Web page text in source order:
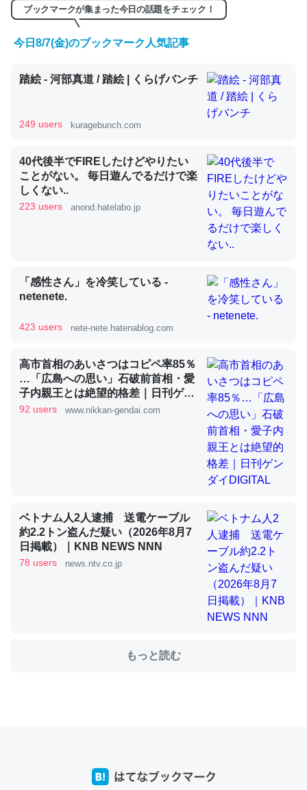
くらい。小説でいう「ずっと前の伏線」は回収されないけ
ど、短期記憶というには多い分量。進化すればするほど分
昆虫ってカルシウム少ないのか。知らんかった。調べたら
コオロギのカルシウム分はエビの600分の1程度。
論文では「淡水はカルシウムも酸素も不足してて両方に不
利だから両方が拮抗してるのでは」とあって面白い。海に
いる鋏角類（カブトガニ・ウミグモ）はカルシウムを使わ
ずキチンを強化してる筈だが、酵素が違うのか？
─ニュース :: 【研究発表】昆虫学の大問題＝「昆虫はなぜ海にいな
これを元に考えるとカルシウムを大量に使う脊椎動物と貝
類は苦労してるんだな…。腹足類だと殻を無くしてナメク
ジになったり努力してるし。
─ニュース :: 【研究発表】昆虫学の大問題＝「昆虫はなぜ海にいな
ブックマークが集まった今日の話題をチェック！
今日8/7(金)のブックマーク人気記事
踏絵 - 河部真道 / 踏絵 | くらげバンチ
249 users kuragebunch.com
40代後半でFIREしたけどやりたい
ことがない。 毎日遊んでるだけで楽
しくない..
223 users anond.hatelabo.jp
「感性さん」を冷笑している -
netenete.
423 users nete-nete.hatenablog.com
高市首相のあいさつはコピペ率85％
…「広島への思い」石破前首相・愛
子内親王とは絶望的格差｜日刊ゲン
ダイDIGITAL
92 users www.nikkan-gendai.com
ベトナム人2人逮捕 送電ケーブル
約2.2トン盗んだ疑い（2026年8月7
日掲載）｜KNB NEWS NNN
78 users news.ntv.co.jp
もっと読む